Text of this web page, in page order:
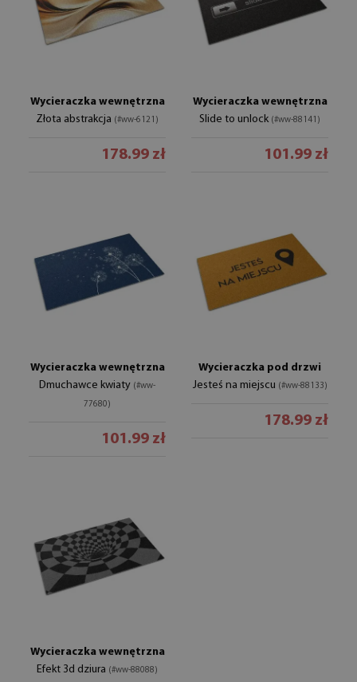
Wycieraczka wewnętrzna
Złota abstrakcja (#ww-6121)
178.99 zł
Wycieraczka wewnętrzna
Slide to unlock (#ww-88141)
101.99 zł
Wycieraczka wewnętrzna
Dmuchawce kwiaty (#ww-
77680)
101.99 zł
Wycieraczka pod drzwi
Jesteś na miejscu (#ww-88133)
178.99 zł
Wycieraczka wewnętrzna
Efekt 3d dziura (#ww-88088)